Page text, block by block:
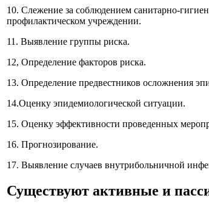
10. Слежение за соблюдением санитарно-
профилактическом учреждении.
11. Выявление группы риска.
12, Определение факторов риска.
13. Определение предвестников осложнения
14.Оценку эпидемиологической ситуации.
15. Оценку эффективности проведенных
16. Прогнозирование.
17. Выявление случаев внутрибольничной
Существуют активные и